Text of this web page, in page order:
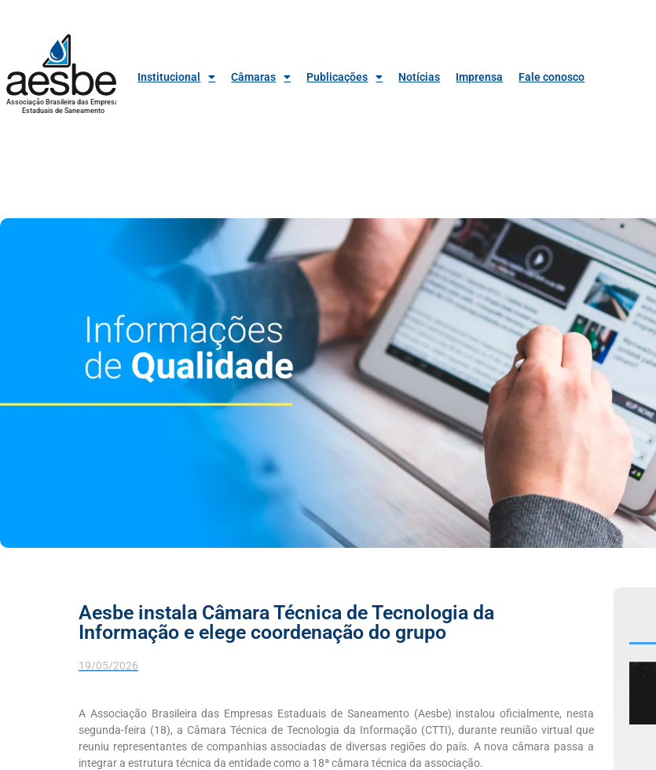
Associação Brasileira das Empresas
Estaduais de Saneamento
Institucional Câmaras Publicações Notícias Imprensa Fale conosco
Aesbe instala Câmara Técnica de Tecnologia da
Informação e elege coordenação do grupo
19/05/2026
A Associação Brasileira das Empresas Estaduais de Saneamento (Aesbe) instalou oficialmente, nesta
segunda-feira (18), a Câmara Técnica de Tecnologia da Informação (CTTI), durante reunião virtual que
reuniu representantes de companhias associadas de diversas regiões do país. A nova câmara passa a
integrar a estrutura técnica da entidade como a 18ª câmara técnica da associação.